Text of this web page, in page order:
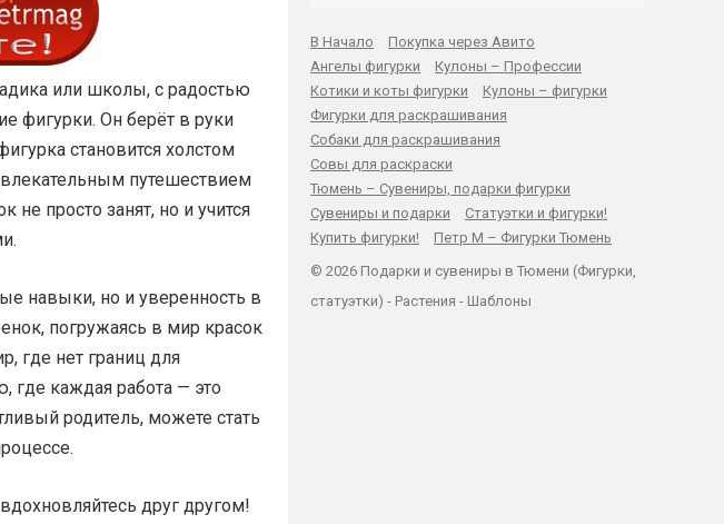
или школы, с радостью
фигурки. Он берёт в руки
становится холстом
путешествием
просто занят, но и учится
навыки, но и уверенность в
погружаясь в мир красок
где нет границ для
где каждая работа — это
родитель, можете стать
друг другом!
В Начало
Покупка через Авито
Ангелы фигурки
Кулоны – Профессии
Котики и коты фигурки
Кулоны – фигурки
Фигурки для раскрашивания
Собаки для раскрашивания
Совы для раскраски
Тюмень – Сувениры, подарки фигурки
Сувениры и подарки
Статуэтки и фигурки!
Купить фигурки!
Петр М – Фигурки Тюмень
© 2026 Подарки и сувениры в Тюмени (Фигурки,
статуэтки) - Растения - Шаблоны